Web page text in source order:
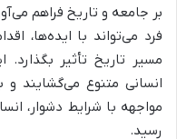
بر جامعه و تاریخ فراهم
فرد می‌تواند با ایده‌ها،
مسیر تاریخ تأثیر
انسانی متنوع می‌گشایند و
مواجهه با شرایط دشوار،
رسید.